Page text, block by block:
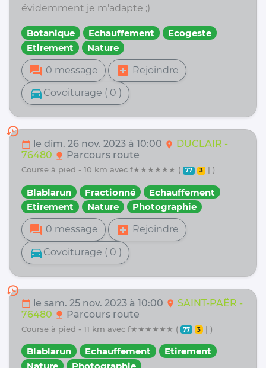
évidemment je m'adapte ;)
Botanique Echauffement
Ecogeste
Etirement
Nature
forum 0 message add_box Rejoindre
directions_car Covoiturage ( 0 )
history
calendar_today le dim. 26 nov. 2023 à 10:00 location_on
DUCLAIR -
76480 nature Parcours route
course à pied - 10 km avec f★★★★★★ ( 77 3 | )
Blablarun Fractionné
Echauffement
Etirement
Nature Photographie
forum 0 message add_box Rejoindre
directions_car Covoiturage ( 0 )
history
calendar_today le sam. 25 nov. 2023 à 10:00 location_on SAINT-PAËR -
76480 nature Parcours route
course à pied - 11 km avec f★★★★★★ ( 77 3 | )
Blablarun Echauffement
Etirement